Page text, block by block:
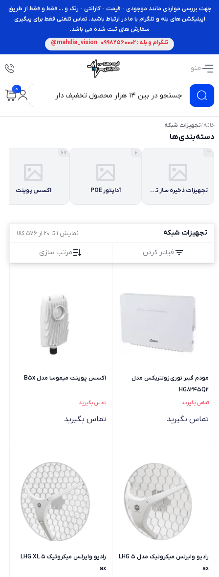
جهت بررسی مواردی مانند موجودی - قیمت - گارانتی - رنگ و ... فقط و فقط از طریق
اپیلیکشن های بله و تلگرام با ما در ارتباط باشید. تماس تلفنی فقط برای پیگیری
سفارش های ثبت شده می باشد.
تلگرام و بله : 09982560002 | mahdia_vision@
منو
0
خانه/تجهیزات شبکه
دسته‌بندی‌ها
2
تجهیزات ذخیره ساز تحت شبکه
6
آداپتور POE
67
اکسس پوینت
تجهیزات شبکه نمایش 1 تا 20 از 576 کالا
فیلتر کردن مرتب سازی
مودم فیبر نوری زولتریکس مدل
HG8245Q2
تماس بگیرید
تماس بگیرید
اکسس پوینت میموسا مدل B5x
تماس بگیرید
تماس بگیرید
رادیو وایرلس میکروتیک مدل LHG 5
ax
رادیو وایرلس میکروتیک LHG XL 5
ax